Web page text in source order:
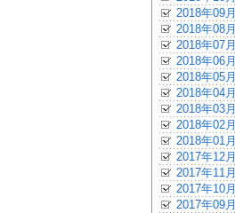
2018年09月
2018年08月
2018年07月
2018年06月
2018年05月
2018年04月
2018年03月
2018年02月
2018年01月
2017年12月
2017年11月
2017年10月
2017年09月